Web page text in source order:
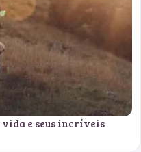
e seus incríveis